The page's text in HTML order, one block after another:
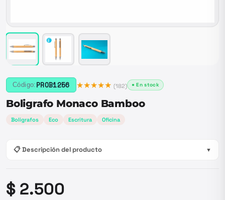
Código: PROB1256 ★★★★★ (182) ● En stock
Boligrafo Monaco Bamboo
Boligrafos Eco Escritura Oficina
📋 Descripción del producto ▼
$ 2.500